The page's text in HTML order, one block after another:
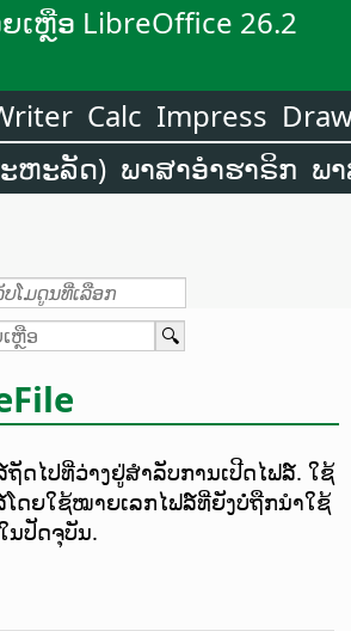
ເຫຼືອ LibreOffice 26.2
Calc Impress
ຫະລັດ) ພາສາອຳຮາຣິກ ພ
ດໄປທີ່ວ່າງຢູ່ສຳລັບການເປີດໄຟລ໌. ໃຊ້
ໂດຍໃຊ້ໝາຍເລກໄຟລ໌ທີ່ຍັງບໍ່ຖືກນຳໃຊ້
ນປັດຈຸບັນ.